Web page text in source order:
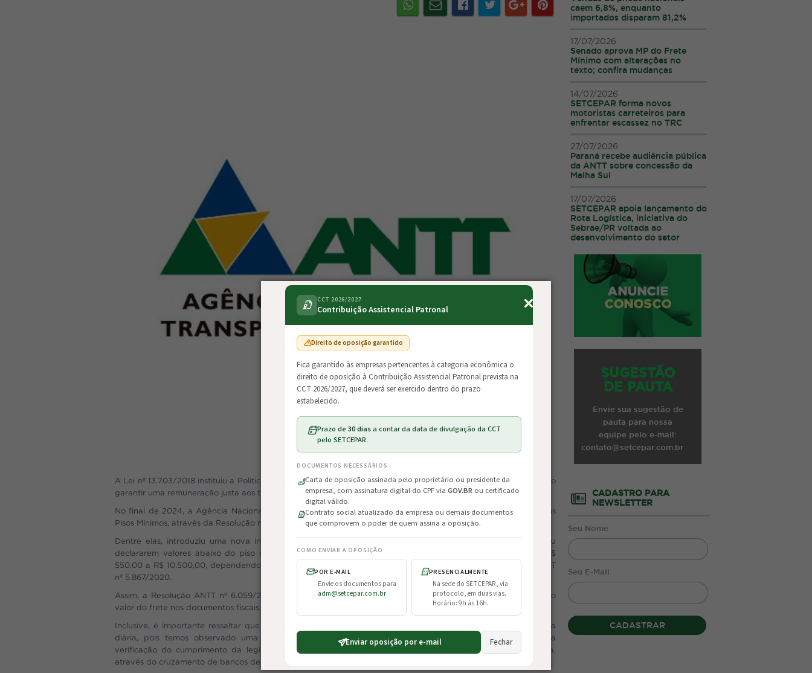
CCT 2026/2027
Contribuição Assistencial Patronal
Direito de oposição garantido
Fica garantido às empresas pertencentes à categoria econômica o
direito de oposição à Contribuição Assistencial Patronal prevista na
CCT 2026/2027, que deverá ser exercido dentro do prazo
estabelecido.
Prazo de 30 diasa contar da data de divulgação da CCT
pelo SETCEPAR.
DOCUMENTOS NECESSÁRIOS
Carta de oposição assinada pelo proprietário ou presidente da
empresa, com assinatura digital do CPF viaGOV.BR ou certificado
digital válido.
Contrato social atualizado da empresa ou demais documentos
que comprovem o poder de quem assina a oposição.
COMO ENVIAR A OPOSIÇÃO
POR E-MAIL
Envie os documentos para
adm@setcepar.com.br
PRESENCIALMENTE
Na sede do SETCEPAR, via
protocolo, em duas vias.
Horário: 9h às 16h.
Enviar oposição por e-mail Fechar
A Lei nº 13.703/2018 instituiu a Política Nacional de Pisos Mínimos do Transporte Rodoviário de Cargas, buscando
garantir uma remuneração justa aos transportadores e um equilíbrio econômico no setor.
No final de 2024, a Agência Nacional de Transporte Terrestre, trouxe alterações importantes nesta política dos
Pisos Mínimos, através da Resolução nº 6.059/2024.
Dentre elas, introduziu uma nova infração administrativa, qual seja, no caso das empresas que omitirem ou
declararem valores abaixo do piso mínimo, estas ficarão sujeitas a multas administrativas que variam de R$
550,00 a R$ 10.500,00, dependendo da infração cometida, conforme disposto no artigo 9º da Resolução ANTT
nº 5.867/2020.
Assim, a Resolução ANTT nº 6.059/2024 vem com o intuito de reforçar a necessidade do registro correto do
valor do frete nos documentos fiscais, exigindo que as empresas cumpram a legislação.
Inclusive, é importante ressaltar que este cuidado no registro correto do valor do frete deve ser uma prática
diária, pois temos observado uma intensificação das fiscalizações realizadas pela ANTT, uma vez que a
verificação do cumprimento da legislação de precificação do frete passou a ser feitas de forma eletrônica,
através do cruzamento de bancos de dados da Agência com base na declaração de valores.
caem 6,8%, enquanto
importados disparam 81,2%
17/07/2026
Senado aprova MP do Frete
Mínimo com alterações no
texto; confira mudanças
14/07/2026
SETCEPAR forma novos
motoristas carreteiros para
enfrentar escassez no TRC
27/07/2026
Paraná recebe audiência pública
da ANTT sobre concessão da
Malha Sul
17/07/2026
SETCEPAR apoia lançamento do
Rota Logística, iniciativa do
Sebrae/PR voltada ao
desenvolvimento do setor
SUGESTÃO
DE PAUTA
Envie sua sugestão de
pauta para nossa
equipe pelo e-mail:
contato@setcepar.com.br
CADASTRO PARA
NEWSLETTER
Seu Nome
Seu E-Mail
CADASTRAR